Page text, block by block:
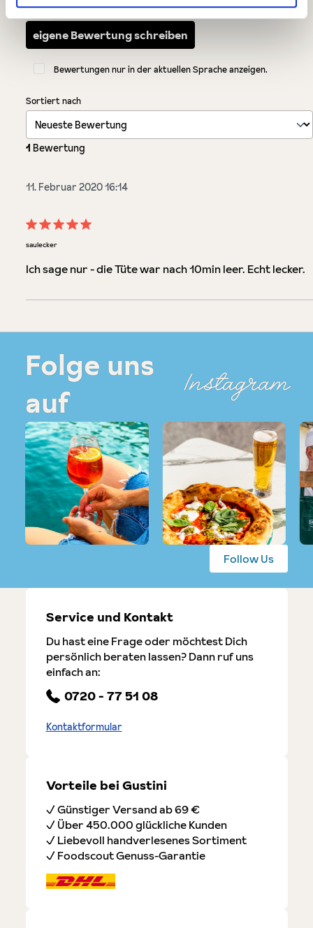
eigene Bewertung schreiben
Bewertungen nur in der aktuellen Sprache anzeigen.
Sortiert nach
1 Bewertung
11. Februar 2020 16:14
Bewertung mit 5 von 5 Sternen
saulecker
Ich sage nur - die Tüte war nach 10min leer. Echt lecker.
Folge uns
auf
Instagram
Follow Us
Service und Kontakt
Du hast eine Frage oder möchtest Dich
persönlich beraten lassen? Dann ruf uns
einfach an:
0720 - 77 51 08
Kontaktformular
Vorteile bei Gustini
✓ Günstiger Versand ab 69 €
✓ Über 450.000 glückliche Kunden
✓ Liebevoll handverlesenes Sortiment
✓ Foodscout Genuss-Garantie